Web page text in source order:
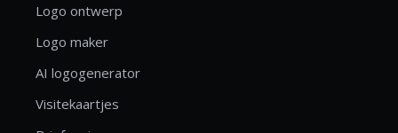
Logo ontwerp
Logo maker
AI logogenerator
Visitekaartjes